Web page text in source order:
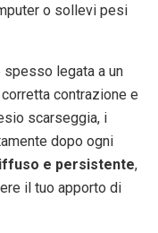
o sollevi pesi
legata a un
contrazione e
scarseggia, i
dopo ogni
e persistente,
il tuo apporto di